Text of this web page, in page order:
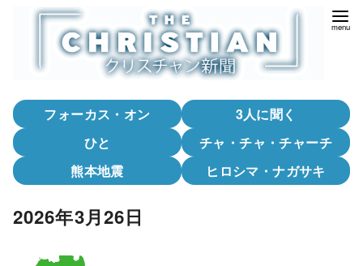
フォーカス・オン
3人に聞く
ひと
チャ・チャ・チャーチ
熊本地震
ヒロシマ・ナガサキ
2026年3月26日